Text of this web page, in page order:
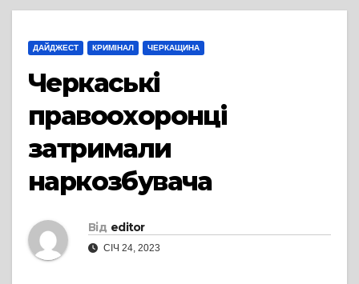
ДАЙДЖЕСТ КРИМІНАЛ ЧЕРКАЩИНА
Черкаські
правоохоронці
затримали
наркозбувача
Від editor
СІЧ 24, 2023